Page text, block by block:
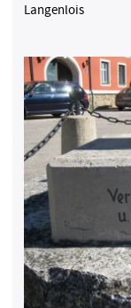
Langenlois